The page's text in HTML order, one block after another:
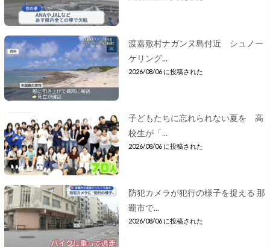
渡嘉敷村ナガンヌ島付近 シュノー
ケリング...
2026/08/06 に投稿された
子どもたちに忘れられない夏を 高
校生が「...
2026/08/06 に投稿された
防犯カメラが犯行の様子を捉える 那
覇市で...
2026/08/06 に投稿された